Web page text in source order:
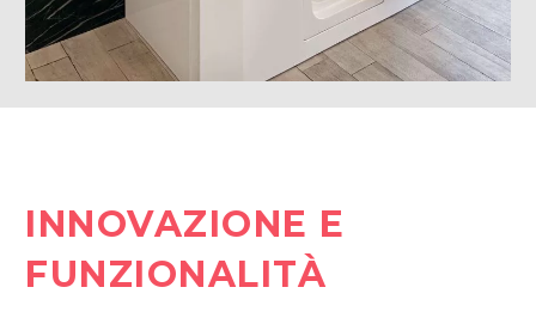
INNOVAZIONE E
FUNZIONALITÀ